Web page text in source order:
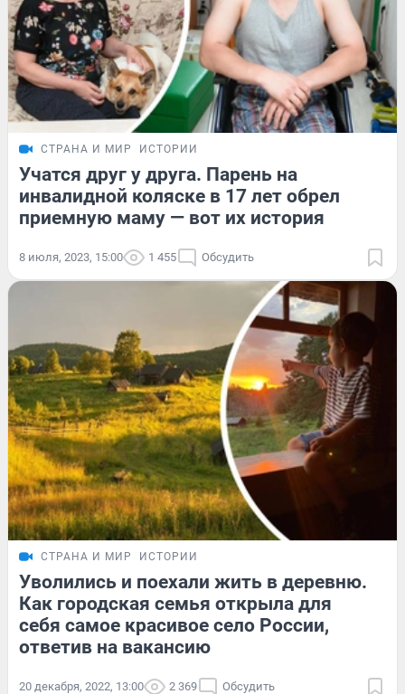
СТРАНА И МИР ИСТОРИИ
Учатся друг у друга. Парень на
инвалидной коляске в 17 лет обрел
приемную маму — вот их история
8 июля, 2023, 15:00 1 455 Обсудить
СТРАНА И МИР ИСТОРИИ
Уволились и поехали жить в деревню.
Как городская семья открыла для
себя самое красивое село России,
ответив на вакансию
20 декабря, 2022, 13:00 2 369 Обсудить